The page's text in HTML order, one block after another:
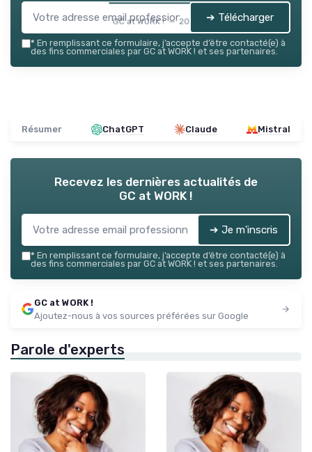
GC at WORK ! — 2026 ➔ Télécharger
* En remplissant ce formulaire, j’accepte d’être contacté(e) à
des fins commerciales par GC at WORK ! et ses partenaires.
Résumer ChatGPT Claude Mistral
Recevez les dernières actualités de
GC at WORK !
➔ Je m'inscris
* En remplissant ce formulaire, j’accepte d’être contacté(e) à
des fins commerciales par GC at WORK ! et ses partenaires.
GC at WORK !
Ajoutez-nous à vos sources préférées sur Google
Parole d'experts